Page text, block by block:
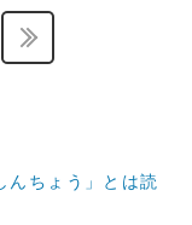
んちょう」とは読